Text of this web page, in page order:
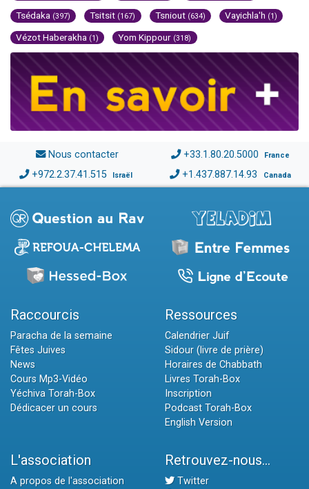
Tsédaka (397) Tsitsit (167) Tsniout (634) Vayichla'h (1)
Vézot Haberakha (1) Yom Kippour (318)
Nous contacter +33.1.80.20.5000 France
+972.2.37.41.515 Israël +1.437.887.14.93 Canada
Raccourcis
Paracha de la semaine
Fêtes Juives
News
Cours Mp3-Vidéo
Yéchiva Torah-Box
Dédicacer un cours
Ressources
Calendrier Juif
Sidour (livre de prière)
Horaires de Chabbath
Livres Torah-Box
Inscription
Podcast Torah-Box
English Version
L'association
A propos de l'association
Retrouvez-nous...
Twitter